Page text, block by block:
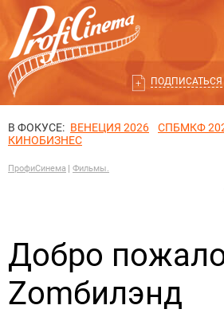
ПОДПИСАТЬСЯ
В ФОКУСЕ: ВЕНЕЦИЯ 2026 СПБМКФ
КИНОБИЗНЕС
ПрофиСинема Фильмы.
Добро
Zomбилэнд